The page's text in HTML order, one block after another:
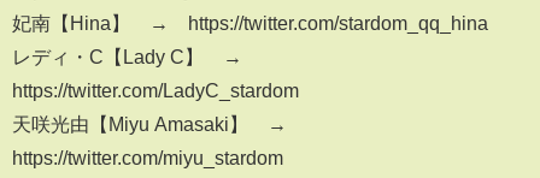
妃南【Hina】 → https://twitter.com/stardom_qq_hina
レディ・C【Lady C】 →
https://twitter.com/LadyC_stardom
天咲光由【Miyu Amasaki】 →
https://twitter.com/miyu_stardom